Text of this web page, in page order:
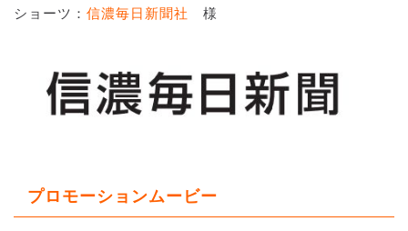
ショーツ： 信濃毎日新聞社 様
プロモーションムービー